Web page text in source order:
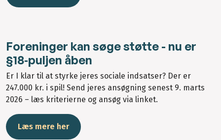
Foreninger kan søge støtte - nu er
§18‑puljen åben
Er I klar til at styrke jeres sociale indsatser? Der er
247.000 kr. i spil! Send jeres ansøgning senest 9. marts
2026 – læs kriterierne og ansøg via linket.
Læs mere her